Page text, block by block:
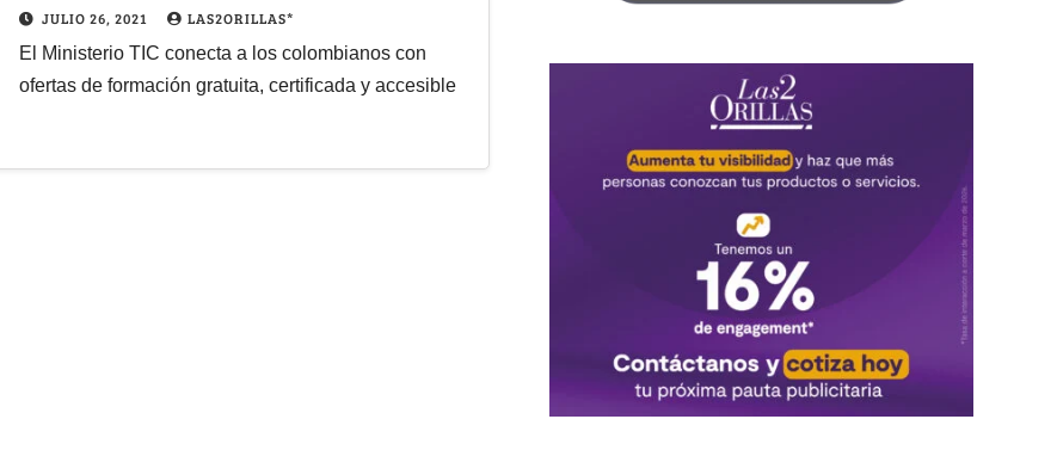
JULIO 26, 2021 LAS2ORILLAS*
El Ministerio TIC conecta a los colombianos con
ofertas de formación gratuita, certificada y accesible